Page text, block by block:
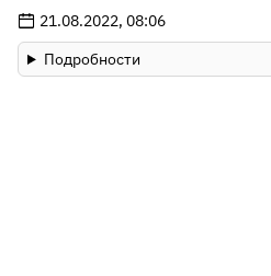
21.08.2022, 08:06
Подробности